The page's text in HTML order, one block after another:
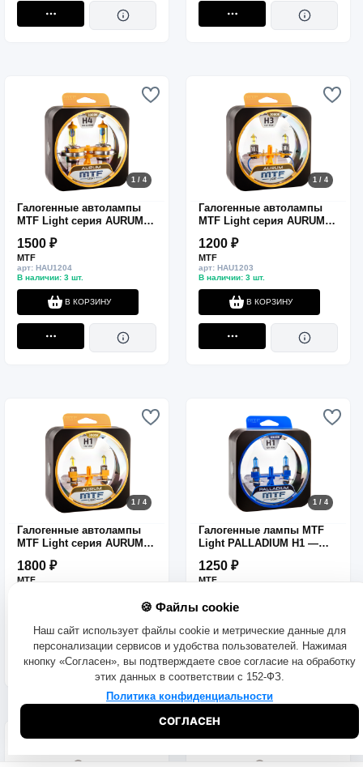
1 / 4
Галогенные автолампы
MTF Light серия AURUM
1500 ₽
MTF
арт: HAU1204
В наличии: 3 шт.
В КОРЗИНУ
1 / 4
Галогенные автолампы
MTF Light серия AURUM
1200 ₽
MTF
арт: HAU1203
В наличии: 3 шт.
В КОРЗИНУ
1 / 4
Галогенные автолампы
MTF Light серия AURUM
1800 ₽
MTF
1 / 4
Галогенные лампы MTF
Light PALLADIUM H1 —
свет, комплект
1250 ₽
MTF
🍪 Файлы cookie
Наш сайт использует файлы cookie и метрические данные для
персонализации сервисов и удобства пользователей. Нажимая
кнопку «Согласен», вы подтверждаете свое согласие на обработку
этих данных в соответствии с 152-ФЗ.
Политика конфиденциальности
СОГЛАСЕН